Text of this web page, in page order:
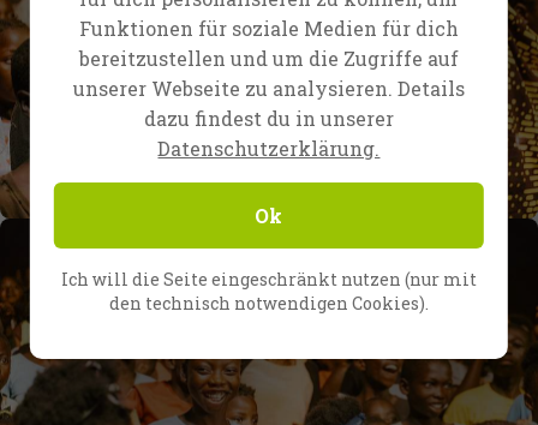
Funktionen für soziale Medien für dich
bereitzustellen und um die Zugriffe auf
unserer Webseite zu analysieren. Details
dazu findest du in unserer
Datenschutzerklärung.
Ok
Ich will die Seite eingeschränkt nutzen (nur mit
den technisch notwendigen Cookies).